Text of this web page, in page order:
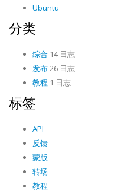
Ubuntu
分类
综合 14 日志
发布26 日志
教程 1 日志
标签
API
反馈
蒙版
转场
教程